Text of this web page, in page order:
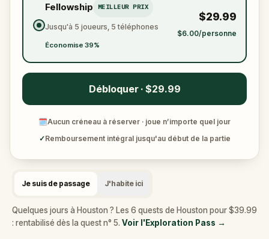
Fellowship MEILLEUR PRIX
Jusqu'à 5 joueurs, 5 téléphones
Économise 39%
$29.99
$6.00/personne
Débloquer · $29.99
🗓Aucun créneau à réserver · joue n’importe quel jour
✓Remboursement intégral jusqu'au début de la partie
Je suis de passage J'habite ici
Quelques jours à Houston ? Les 6 quests de Houston pour $39.99
: rentabilisé dès la quest n° 5. Voir l'Exploration Pass →